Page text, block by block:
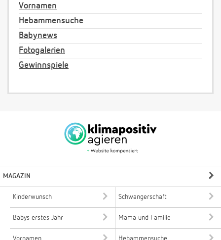
Vornamen
Hebammensuche
Babynews
Fotogalerien
Gewinnspiele
MAGAZIN
Kinderwunsch Schwangerschaft
Babys erstes Jahr Mama und Familie